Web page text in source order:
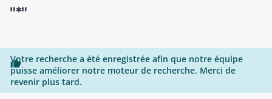
"*"

Votre recherche a été enregistrée afin que notre équipe
puisse améliorer notre moteur de recherche. Merci de
revenir plus tard.